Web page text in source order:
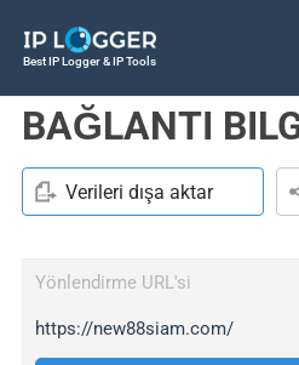
Best IP Logger & IP Tools
BAĞLANTI
Verileri dışa aktar
Yönlendirme URL'si
https://new88siam.com/